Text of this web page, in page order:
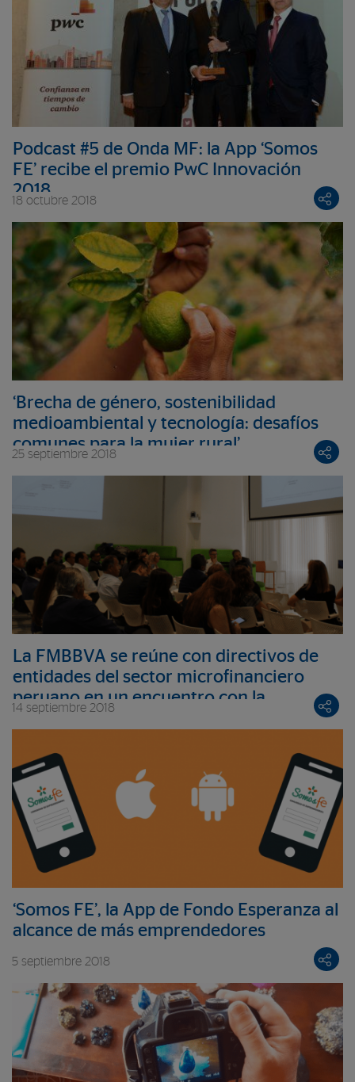
Podcast #5 de Onda MF: la App ‘Somos
FE’ recibe el premio PwC Innovación
2018
18 octubre 2018
‘Brecha de género, sostenibilidad
medioambiental y tecnología: desafíos
comunes para la mujer rural’
25 septiembre 2018
La FMBBVA se reúne con directivos de
entidades del sector microfinanciero
peruano en un encuentro con la
Universidad andina ESAN
14 septiembre 2018
‘Somos FE’, la App de Fondo Esperanza al
alcance de más emprendedores
5 septiembre 2018